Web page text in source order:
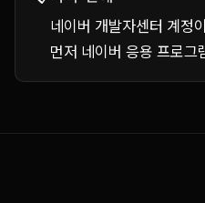
네이버 개발자센터 계정
먼저 네이버 응용 프로그